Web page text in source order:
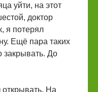
уйти, на этот
доктор
я потерял
Ещё пара таких
закрывать. До
На